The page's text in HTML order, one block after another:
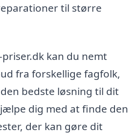
til større
kan du nemt
fra forskellige fagfolk,
bedste løsning til dit
dig med at finde den
der kan gøre dit